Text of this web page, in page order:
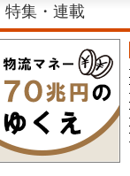
特集・連載